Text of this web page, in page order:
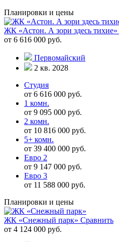
Планировки и цены
ЖК «Астон. А зори здесь тихие»
от 6 616 000 руб.
Первомайский
2 кв. 2028
Студия
от 6 616 000 руб.
1 комн.
от 9 095 000 руб.
2 комн.
от 10 816 000 руб.
5+ комн.
от 39 400 000 руб.
Евро 2
от 9 147 000 руб.
Евро 3
от 11 588 000 руб.
Планировки и цены
ЖК «Снежный парк» Сравнить
от 4 124 000 руб.